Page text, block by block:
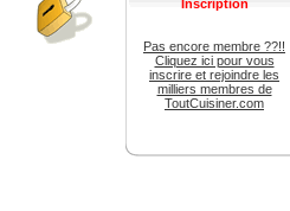
Inscription
Pas encore membre ??!!
Cliquez ici pour vous
inscrire et rejoindre les
milliers membres de
ToutCuisiner.com